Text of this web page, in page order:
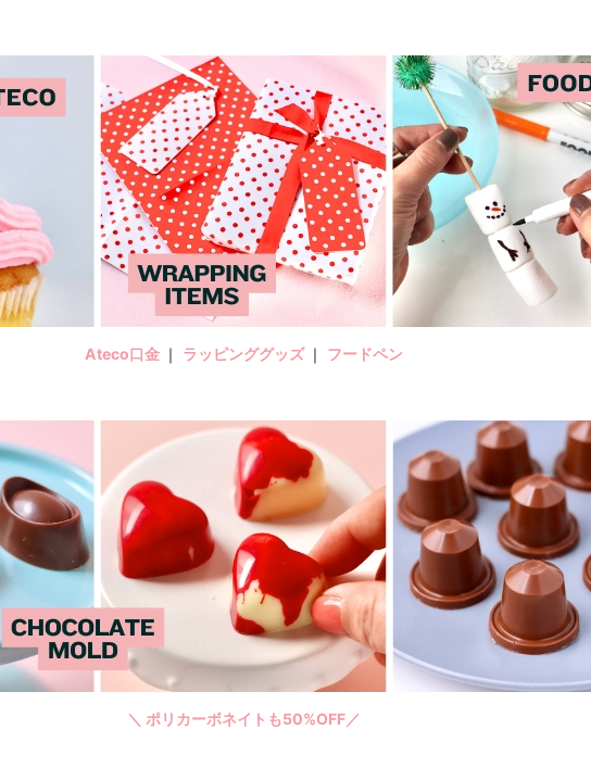
Ateco口金 ｜ ラッピンググッズ ｜ フードペン
＼ ポリカーボネイトも50%OFF／